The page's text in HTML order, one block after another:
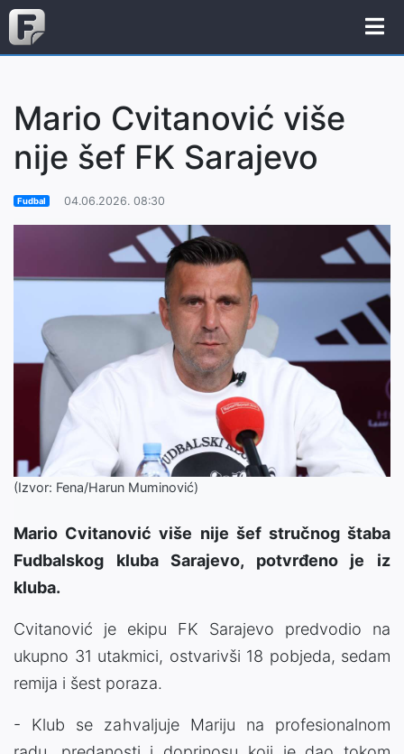
Mario Cvitanović više
nije šef FK Sarajevo
Fudbal 04.06.2026. 08:30
(Izvor: Fena/Harun Muminović)
Mario Cvitanović više nije šef stručnog štaba
Fudbalskog kluba Sarajevo, potvrđeno je iz
kluba.
Cvitanović je ekipu FK Sarajevo predvodio na
ukupno 31 utakmici, ostvarivši 18 pobjeda, sedam
remija i šest poraza.
- Klub se zahvaljuje Mariju na profesionalnom